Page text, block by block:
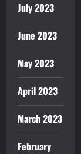
July 2023
June 2023
May 2023
April 2023
March 2023
February